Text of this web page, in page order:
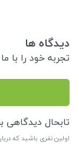
دیدگاه ها
تجربه خود را با
تابحال
اولین نفری باشید که